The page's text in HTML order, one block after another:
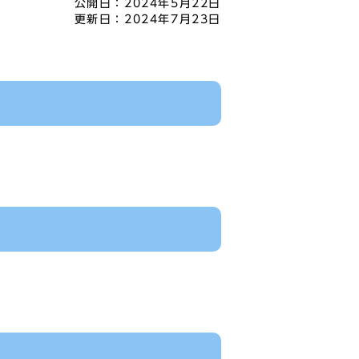
公開日： 2024年5月22日
更新日： 2024年7月23日